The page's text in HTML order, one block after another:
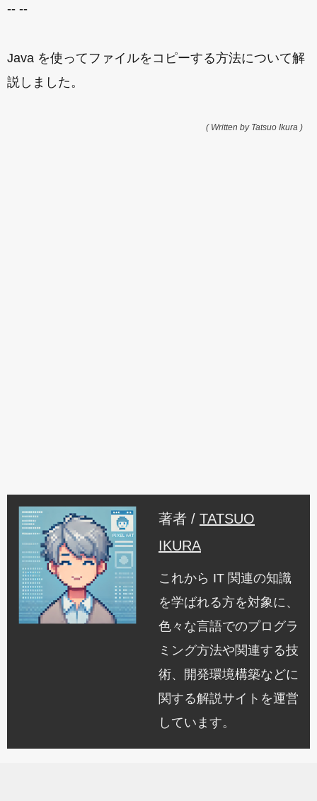
-- --
Java を使ってファイルをコピーする方法について解
説しました。
( Written by Tatsuo Ikura )
著者 / TATSUO
IKURA
これから IT 関連の知識
を学ばれる方を対象に、
色々な言語でのプログラ
ミング方法や関連する技
術、開発環境構築などに
関する解説サイトを運営
しています。